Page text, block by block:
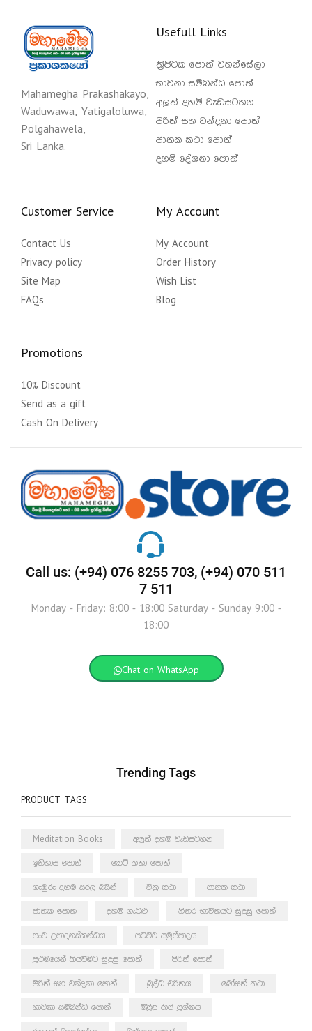
Mahamegha Prakashakayo,
Waduwawa, Yatigaloluwa,
Polgahawela,
Sri Lanka.
Usefull Links
ත්‍රිපිටක පොත් වහන්සේලා
භාවනා සම්බන්ධ පොත්
අලුත් දහම් වැඩසටහන
පිරිත් සහ වන්දනා පොත්
ජාතක කථා පොත්
දහම් දේශනා පොත්
Customer Service
Contact Us
Privacy policy
Site Map
FAQs
My Account
My Account
Order History
Wish List
Blog
Promotions
10% Discount
Send as a gift
Cash On Delivery
Call us: (+94) 076 8255 703, (+94) 070 511
7 511
Monday - Friday: 8:00 - 18:00 Saturday - Sunday 9:00 -
18:00
Chat on WhatsApp
Trending Tags
PRODUCT TAGS
Meditation Books අලුත් දහම් වැඩසටහන
ඉතිහාස පොත් කෙටි කතා පොත්
ගැඹුරු දහම සරල බසින් චිත්‍ර කථා ජාතක කථා
ජාතක පොත දහම් ගැටළු නිතර භාවිතයට සුදුසු පොත්
පංච උපාදානස්කන්ධය පටිච්ච සමුප්පාදය
ප්‍රථමයෙන් කියවීමට සුදුසු පොත් පිරිත් පොත්
පිරිත් සහ වන්දනා පොත් බුද්ධ චරිතය බෝසත් කථා
භාවනා සම්බන්ධ පොත් මිළිඳු රාජ ප්‍රශ්නය